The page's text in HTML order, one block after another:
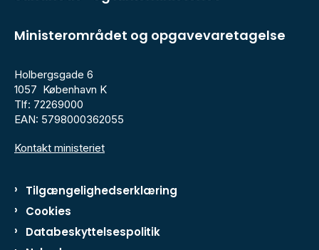
Ministerområdet og opgavevaretagelse
Holbergsgade 6
1057 København K
Tlf: 72269000
EAN: 5798000362055
Kontakt ministeriet
Tilgængelighedserklæring
Cookies
Databeskyttelsespolitik